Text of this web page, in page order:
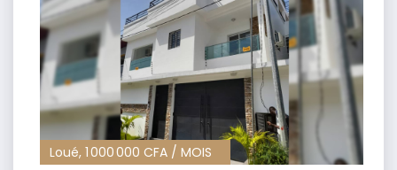
Loué, 1 000 000 CFA / MOIS